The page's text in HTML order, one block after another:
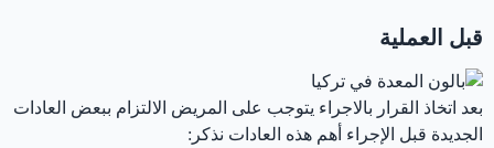
قبل العملية
بعد اتخاذ القرار بالاجراء يتوجب على المريض الالتزام ببعض العادات
الجديدة قبل الإجراء أهم هذه العادات نذكر: